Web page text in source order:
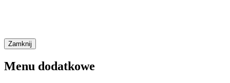
Zamknij
Menu dodatkowe